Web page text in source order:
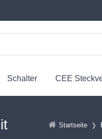
Schalter CEE
Startseite